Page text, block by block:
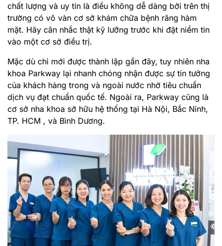
chất lượng và uy tín là điều không dễ dàng bởi trên thị
trường có vô vàn cơ sở khám chữa bệnh răng hàm
mặt. Hãy cân nhắc thật kỹ lưỡng trước khi đặt niềm tin
vào một cơ sở điều trị.
Mặc dù chỉ mới được thành lập gần đây, tuy nhiên nha
khoa Parkway lại nhanh chóng nhận được sự tin tưởng
của khách hàng trong và ngoài nước nhờ tiêu chuẩn
dịch vụ đạt chuẩn quốc tế. Ngoài ra, Parkway cũng là
cơ sở nha khoa sở hữu hệ thống tại Hà Nội, Bắc Ninh,
TP. HCM , và Bình Dương.